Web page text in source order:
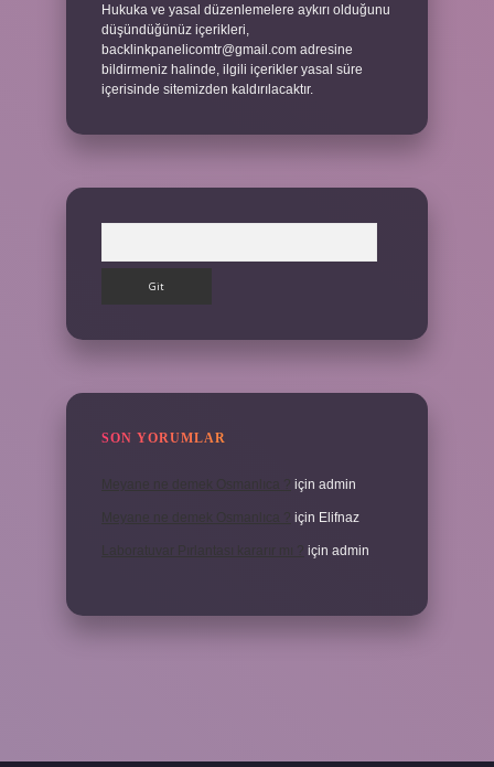
Hukuka ve yasal düzenlemelere aykırı olduğunu
düşündüğünüz içerikleri,
backlinkpanelicomtr@gmail.com adresine
bildirmeniz halinde, ilgili içerikler yasal süre
içerisinde sitemizden kaldırılacaktır.
SON YORUMLAR
için admin
için Elifnaz
Laboratuvar Pırlantası kararır mı ? için admin